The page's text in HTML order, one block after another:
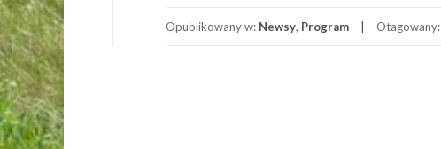
nas
Opublikowany w: Newsy, Program Otagowany: